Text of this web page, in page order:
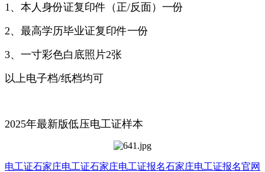
1、本人身份证复印件（正/反面）一份
2、最高学历毕业证复印件一份
3、一寸彩色白底照片2张
以上电子档/纸档均可
2025年最新版低压电工证样本
电工证石家庄电工证石家庄电工证报名石家庄电工证报名官网